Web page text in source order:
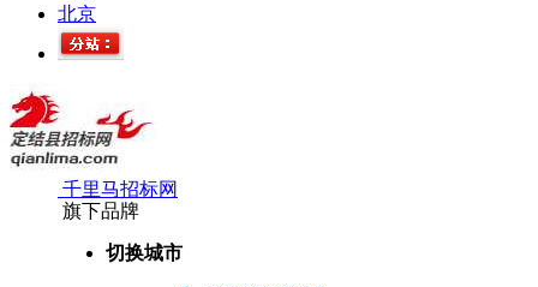
北京
千里马招标网
旗下品牌
切换城市